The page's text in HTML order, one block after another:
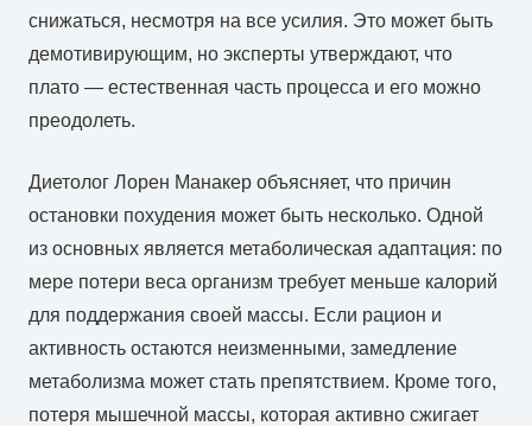
снижаться, несмотря на все усилия. Это может быть
демотивирующим, но эксперты утверждают, что
плато — естественная часть процесса и его можно
преодолеть.
Диетолог Лорен Манакер объясняет, что причин
остановки похудения может быть несколько. Одной
из основных является метаболическая адаптация: по
мере потери веса организм требует меньше калорий
для поддержания своей массы. Если рацион и
активность остаются неизменными, замедление
метаболизма может стать препятствием. Кроме того,
потеря мышечной массы, которая активно сжигает